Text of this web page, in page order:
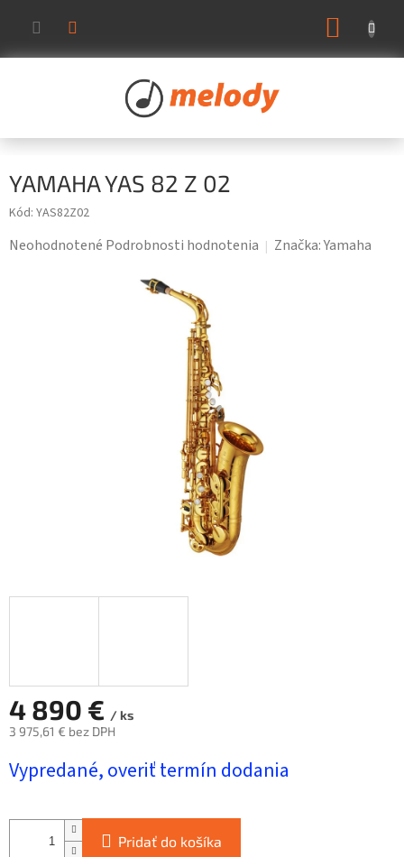
obsah
YAMAHA YAS 82 Z 02
Kód: YAS82Z02
Priemerné
Neohodnotené Podrobnosti hodnotenia Značka:Yamaha
4 890 € / ks
3 975,61 € bez DPH
cena:
Vypredané, overiť termín dodania
Pridať do košíka